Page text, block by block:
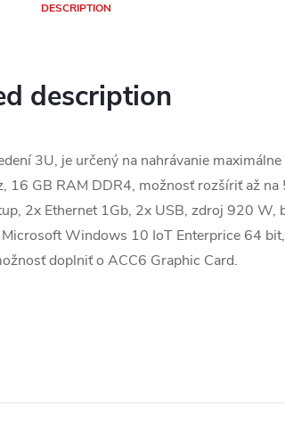
DESCRIPTION
description
3U, je určený na nahrávanie
16 GB RAM DDR4, možnosť rozšíriť až na
2x Ethernet 1Gb, 2x USB, zdroj 920 W,
Windows 10 IoT Enterprice 64
doplniť o ACC6 Graphic Card.